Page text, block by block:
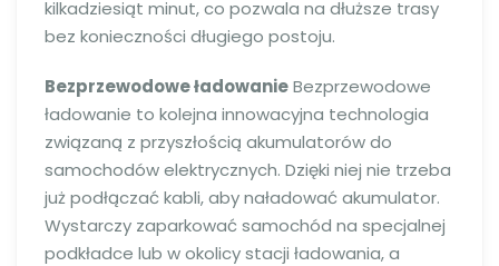
kilkadziesiąt minut, co pozwala na dłuższe trasy
bez konieczności długiego postoju.
Bezprzewodowe ładowanieBezprzewodowe
ładowanie to kolejna innowacyjna technologia
związaną z przyszłością akumulatorów do
samochodów elektrycznych. Dzięki niej nie trzeba
już podłączać kabli, aby naładować akumulator.
Wystarczy zaparkować samochód na specjalnej
podkładce lub w okolicy stacji ładowania, a